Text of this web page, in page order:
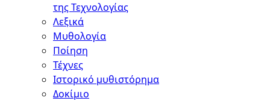
της Τεχνολογίας
Λεξικά
Μυθολογία
Ποίηση
Τέχνες
Ιστορικό μυθιστόρημα
Δοκίμιο